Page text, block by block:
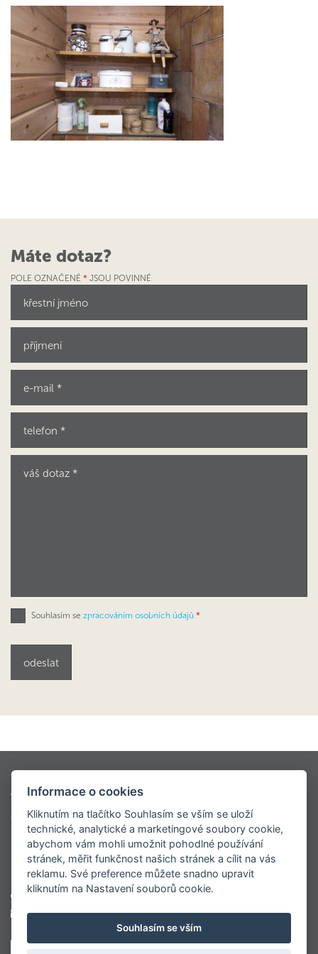
Máte dotaz?
POLE OZNAČENÉ * JSOU POVINNÉ
Souhlasím se zpracováním osobních údajů *
Kontio styly
Virtuální prohlídky
Modely dřevostaveb KONTIO
Ceník
O nás Napsali o nás
Realizace
Roubenky
Sruby
Velké luxusní srubové domy
Srubové chaty
Virtuální prohlídka centrály
marketing@kontio.cz
Informace o cookies
Kliknutím na tlačítko Souhlasím se vším se uloží
technické, analytické a marketingové soubory cookie,
abychom vám mohli umožnit pohodlné používání
stránek, měřit funkčnost našich stránek a cílit na vás
reklamu. Své preference můžete snadno upravit
kliknutím na Nastavení souborů cookie.
Souhlasím se vším